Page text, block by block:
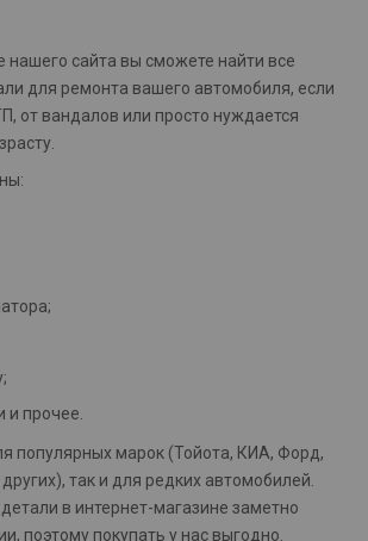
нашего сайта вы сможете найти все
для ремонта вашего автомобиля, если
от вандалов или просто нуждается
и прочее.
популярных марок (Тойота, КИА, Форд,
так и для редких автомобилей.
в интернет-магазине заметно
поэтому покупать у нас выгодно.